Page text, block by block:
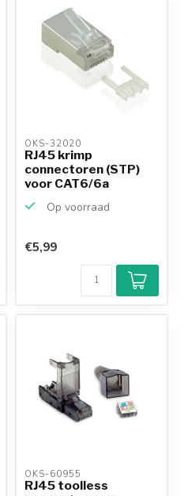
OKS-32020
RJ45 krimp
connectoren (STP)
voor CAT6/6a
Op voorraad
€5,99
OKS-60955
RJ45 toolless